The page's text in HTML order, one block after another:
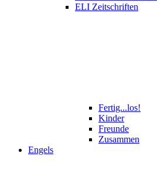
ELI Zeitschriften
Fertig...los!
Kinder
Freunde
Zusammen
Engels